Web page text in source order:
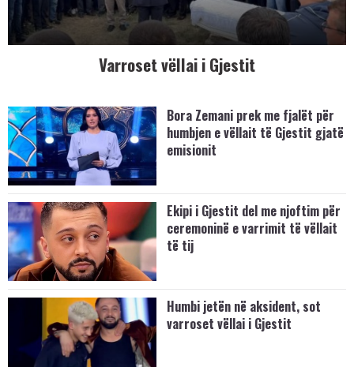
Varroset vëllai i Gjestit
Bora Zemani prek me fjalët për
humbjen e vëllait të Gjestit gjatë
emisionit
Ekipi i Gjestit del me njoftim për
ceremoninë e varrimit të vëllait
të tij
Humbi jetën në aksident, sot
varroset vëllai i Gjestit